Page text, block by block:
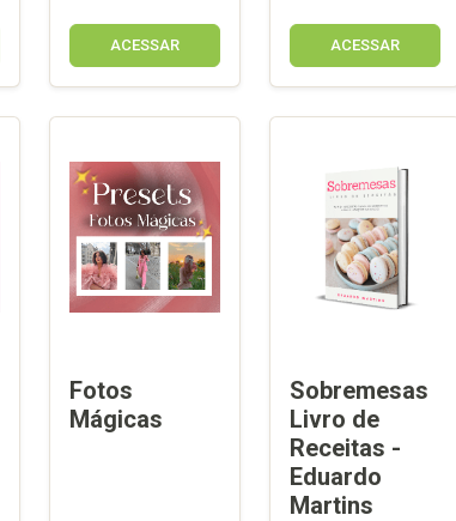
ACESSAR ACESSAR
Fotos
Mágicas
Sobremesas
Livro de
Receitas -
Eduardo
Martins